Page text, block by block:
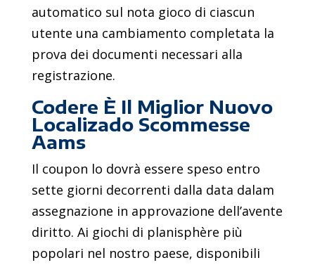
automatico sul nota gioco di ciascun
utente una cambiamento completata la
prova dei documenti necessari alla
registrazione.
Codere È Il Miglior Nuovo
Localizado Scommesse
Aams
Il coupon lo dovrà essere speso entro
sette giorni decorrenti dalla data dalam
assegnazione in approvazione dell’avente
diritto. Ai giochi di planisphère più
popolari nel nostro paese, disponibili